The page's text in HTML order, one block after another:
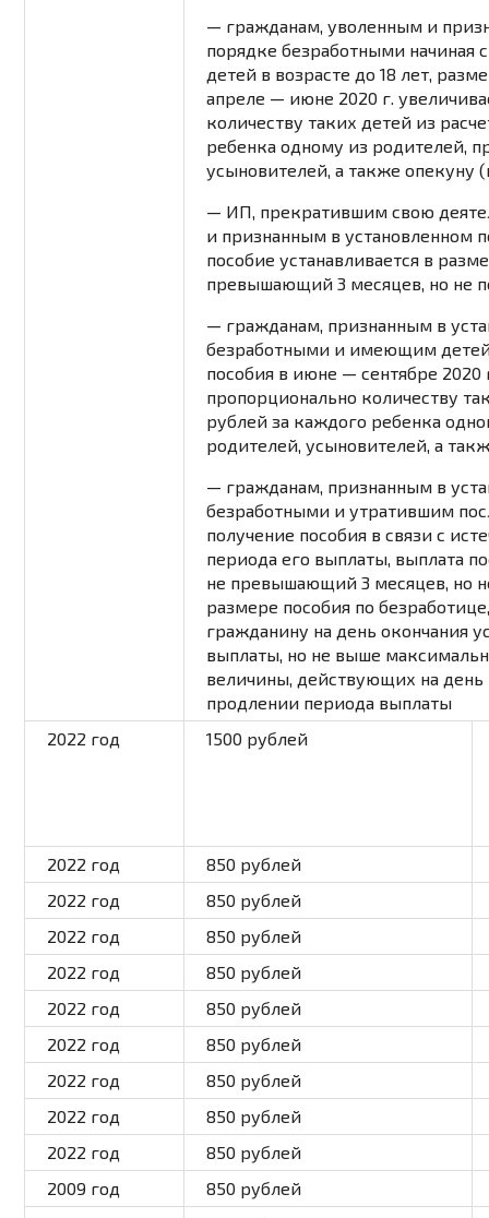
— гражданам, уволенным и
порядке безработными начиная
детей в возрасте до 18 лет,
апреле — июне 2020 г.
количеству таких детей из
ребенка одному из родителей,
усыновителей, а также опекуну
— ИП, прекратившим свою
и признанным в установленном
пособиеустанавливается в
превышающий 3 месяцев, но не
— гражданам, признанным в
безработными и имеющим детей
пособия в июне — сентябре 2020
пропорционально количеству
рублей за каждого ребенка
родителей, усыновителей, а
— гражданам, признанным в
безработными и утратившим
получение пособия в связи с
периода его выплаты, выплата
не превышающий 3 месяцев, но
размере пособия по
гражданину на день окончания
выплаты, но не выше
величины, действующих на день
продлении периода выплаты
2022 год 1500 рублей
2022 год
850 рублей
2022 год
850 рублей
2022 год
850 рублей
2022 год
850 рублей
2022 год
850 рублей
2022 год
850 рублей
2022 год
850 рублей
2022 год
850 рублей
2022 год
850 рублей
2009 год
850 рублей